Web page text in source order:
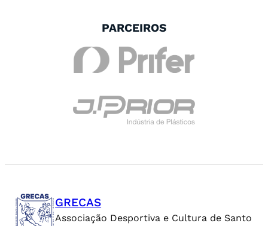
PARCEIROS
GRECAS
Associação Desportiva e Cultura de Santo